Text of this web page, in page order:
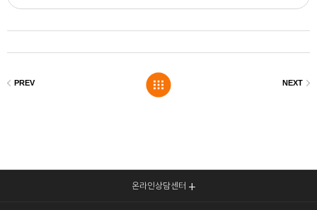
온라인상담센터